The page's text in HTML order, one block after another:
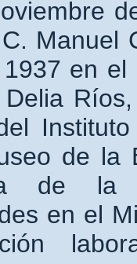
Manuel
en
Delia
de la
de la
en el